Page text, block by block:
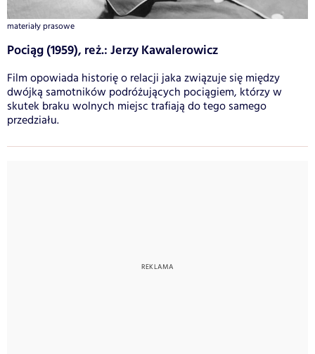
materiały prasowe
Pociąg (1959), reż.: Jerzy Kawalerowicz
Film opowiada historię o relacji jaka związuje się między
dwójką samotników podróżujących pociągiem, którzy w
skutek braku wolnych miejsc trafiają do tego samego
przedziału.